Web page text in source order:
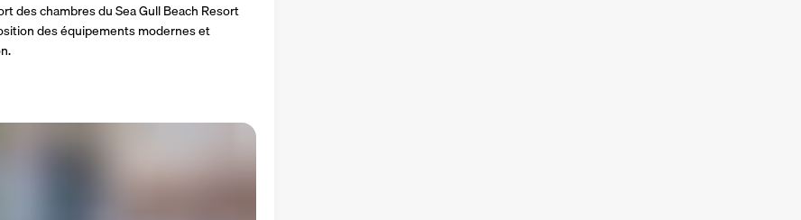
des chambres du Sea Gull Beach Resort
des équipements modernes et